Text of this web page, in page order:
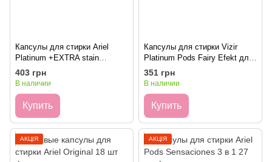
Капсулы для стирки Ariel
Platinum +EXTRA stain
removal 4в1 29 шт
403 грн
В наличии
Купить
Капсулы для стирки Vizir
Platinum Pods Fairy Efekt для
цветной 26 шт
351 грн
В наличии
Купить
АКЦІЯ АКЦІЯ